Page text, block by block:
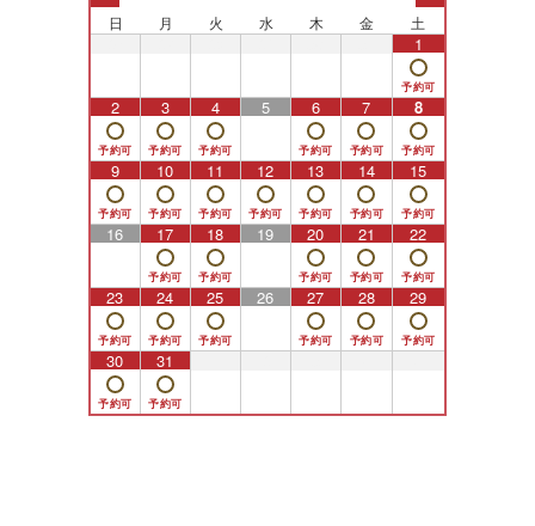
日 月 火 水 木 金 土
1
2 3 4 5 6 7 8
9 10 11 12 13 14 15
16 17 18 19 20 21 22
23 24 25 26 27 28 29
30 31